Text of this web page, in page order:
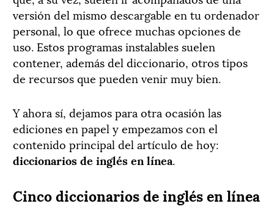
versión del mismo descargable en tu ordenador
personal, lo que ofrece muchas opciones de
uso. Estos programas instalables suelen
contener, además del diccionario, otros tipos
de recursos que pueden venir muy bien.
Y ahora sí, dejamos para otra ocasión las
ediciones en papel y empezamos con el
contenido principal del artículo de hoy:
diccionarios de inglés en línea.
Cinco diccionarios de inglés en línea